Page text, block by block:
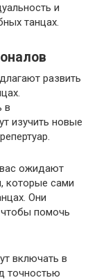
и
танцах.
развить
в
изучить новые
ожидают
которые сами
Они
помочь
включать в
точностью